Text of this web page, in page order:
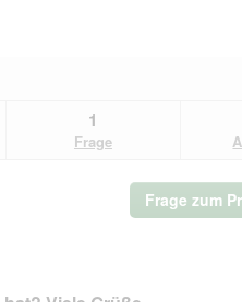
1
Frage
Frage zum